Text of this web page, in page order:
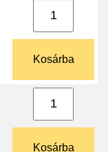
Kosárba
Kosárba